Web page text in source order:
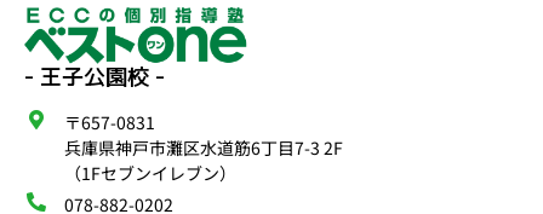
- 王子公園校 -
〒657-0831
兵庫県神戸市灘区水道筋6丁目7-3 2F
（1Fセブンイレブン）
078-882-0202